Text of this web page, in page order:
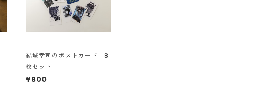
結城幸司のポストカード 8
枚セット
¥800